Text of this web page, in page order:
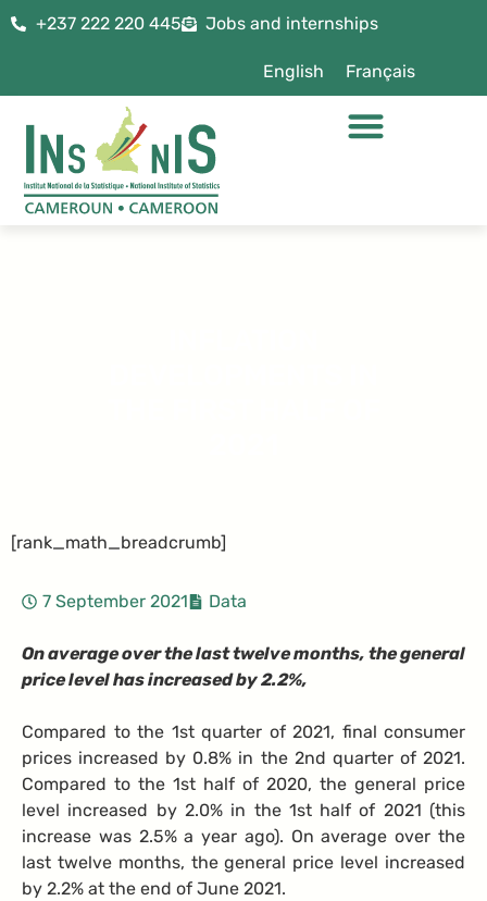
+237 222 220 445 Jobs and internships
English Français
[rank_math_breadcrumb]
7 September 2021 Data
On average over the last twelve months, the general
price level has increased by 2.2%,
Compared to the 1st quarter of 2021, final consumer
prices increased by 0.8% in the 2nd quarter of 2021.
Compared to the 1st half of 2020, the general price
level increased by 2.0% in the 1st half of 2021 (this
increase was 2.5% a year ago). On average over the
last twelve months, the general price level increased
by 2.2% at the end of June 2021.